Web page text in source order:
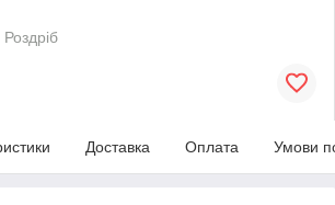
Роздріб
Доставка Оплата Умови